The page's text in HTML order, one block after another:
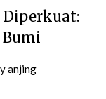
Diperkuat:
anjing